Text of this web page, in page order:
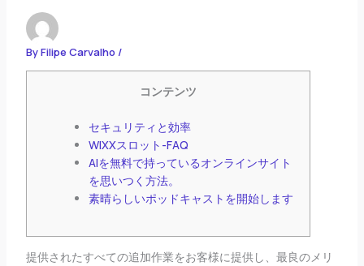
ByFilipe Carvalho /
コンテンツ
セキュリティと効率
WIXXスロット-FAQ
AIを無料で持っているオンラインサイト
を思いつく方法。
素晴らしいポッドキャストを開始します
提供されたすべての追加作業をお客様に提供し、最良のメリ